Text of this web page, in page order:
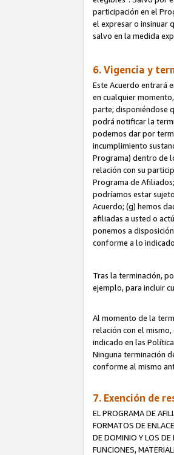
participación en el
el expresar o insinuar
salvo en la medida
6. Vigencia y
Este Acuerdo entrará
en cualquier
parte; disponiéndose
podrá notificar la
podemos dar por
incumplimiento
Programa) dentro de
relación con su
Programa de
podríamos estar
Acuerdo; (g) hemos
afiliadas a usted o
ponemos a
conforme a lo
Tras la terminación,
ejemplo, para incluir
Al momento de la
relación con el
indicado en las
Ninguna terminación
conforme al mismo
7. Exención de
EL PROGRAMA DE
FORMATOS DE
DE DOMINIO Y LOS
FUNCIONES,